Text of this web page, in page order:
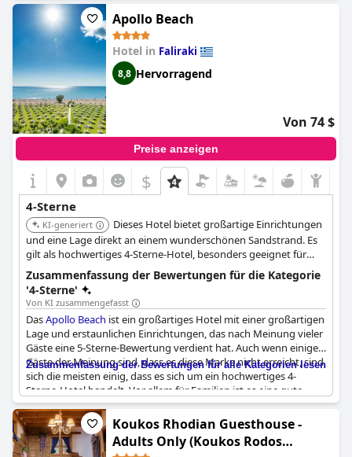
Apollo Beach
Hotel in Faliraki
8,8 Hervorragend
Von 74 $
Preise anzeigen
$
4-Sterne
KI-generiert
Dieses Hotel bietet großartige Einrichtungen
und eine Lage direkt an einem wunderschönen Sandstrand. Es
gilt als hochwertiges 4-Sterne-Hotel, besonders geeignet für
Familien.
Zusammenfassung der Bewertungen für die Kategorie
'4-Sterne'
Von KI zusammengefasst
DasApollo Beach ist ein großartiges Hotel mit einer großartigen
Lage und erstaunlichen Einrichtungen, das nach Meinung vieler
Gäste eine 5-Sterne-Bewertung verdient hat. Auch wenn einige
Gäste der Meinung sind, dass es diese Marke nicht erreicht, sind
sich die meisten einig, dass es sich um ein hochwertiges 4-
Sterne-Hotel handelt. Vor allem für Familien ist es eine gute
Wahl, denn der schöne Sandstrand ist nur einen Steinwurf
entfernt. Gäste, die hier übernachtet haben, äußern sich sehr
zufrieden und würden gerne wieder in dieses angenehme und
schöne Hotel kommen.
Zusammenfassung der Bewertungen für alle Kategorien lesen
Koukos Rhodian Guesthouse -
Adults Only (Koukos Rodos